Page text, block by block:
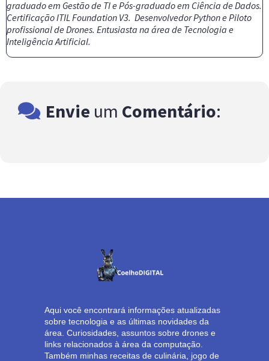
graduado em Gestão de TI e Pós-graduado em Ciência de Dados.
Certificação ITIL Foundation V3. Desenvolvedor Python e Piloto
profissional de Drones. Entusiasta na área de Tecnologia e
Inteligência Artificial.
Envie um Comentário:
Aqui você encontrará informações atualizadas
sobre tecnologia e as últimas novidades da
área. Curiosidades, assuntos sobre drones e
links relacionados à área da computação.
Também minhas receitas de culinária, jogo de